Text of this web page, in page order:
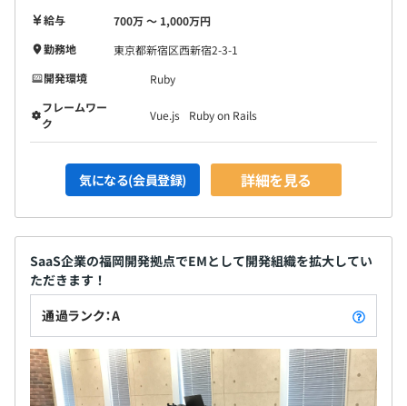
給与
700万 〜 1,000万円
勤務地
東京都新宿区西新宿2-3-1
開発環境
Ruby
フレームワー
ク
Vue.js Ruby on Rails
気になる(会員登録) 詳細を見る
SaaS企業の福岡開発拠点でEMとして開発組織を拡大してい
ただきます！
通過ランク：A